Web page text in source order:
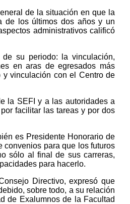
de la situación en que la
de los últimos dos años y un
administrativos calificó
su periodo: la vinculación,
en aras de egresados más
y vinculación con el Centro de
la SEFI y a las autoridades a
facilitar las tareas y por dos
es Presidente Honorario de
convenios para que los futuros
sólo al final de sus carreras,
para hacerlo.
Directivo, expresó que
sobre todo, a su relación
de Exalumnos de la Facultad